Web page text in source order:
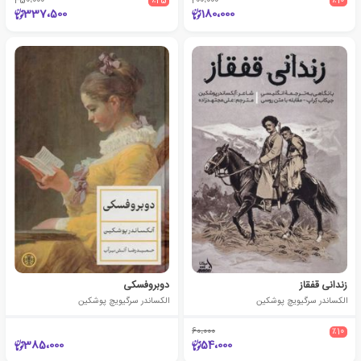
180،000 337،500
زندانی قفقاز
الکساندر سرگیویچ پوشکین
٪10 60،000
54،000
دوبروفسکی
الکساندر سرگیویچ پوشکین
385،000